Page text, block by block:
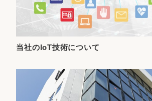
当社のIoT技術について